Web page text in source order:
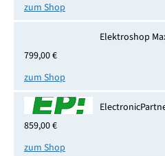
zum Shop
Elektroshop
799,00 €
zum Shop
859,00 €
zum Shop